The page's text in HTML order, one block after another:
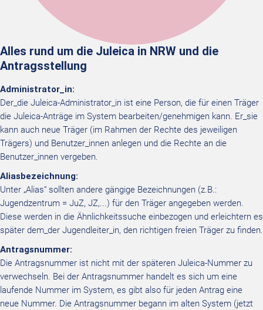
Alles rund um die Juleica in NRW und die
Antragsstellung
Administrator_in:
Der_die Juleica-Administrator_in ist eine Person, die für einen Träger
die Juleica-Anträge im System bearbeiten/genehmigen kann. Er_sie
kann auch neue Träger (im Rahmen der Rechte des jeweiligen
Trägers) und Benutzer_innen anlegen und die Rechte an die
Benutzer_innen vergeben.
Aliasbezeichnung:
Unter „Alias“ sollten andere gängige Bezeichnungen (z.B.:
Jugendzentrum = JuZ, JZ,...) für den Träger angegeben werden.
Diese werden in die Ähnlichkeitssuche einbezogen und erleichtern es
später dem_der Jugendleiter_in, den richtigen freien Träger zu finden.
Antragsnummer:
Die Antragsnummer ist nicht mit der späteren Juleica-Nummer zu
verwechseln. Bei der Antragsnummer handelt es sich um eine
laufende Nummer im System, es gibt also für jeden Antrag eine
neue Nummer. Die Antragsnummer begann im alten System (jetzt